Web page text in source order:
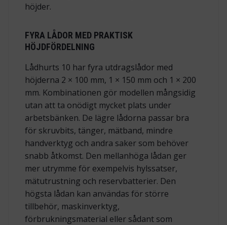
höjder.
FYRA LÅDOR MED PRAKTISK
HÖJDFÖRDELNING
Lådhurts 10 har fyra utdragslådor med
höjderna 2 × 100 mm, 1 × 150 mm och 1 × 200
mm. Kombinationen gör modellen mångsidig
utan att ta onödigt mycket plats under
arbetsbänken. De lägre lådorna passar bra
för skruvbits, tänger, mätband, mindre
handverktyg och andra saker som behöver
snabb åtkomst. Den mellanhöga lådan ger
mer utrymme för exempelvis hylssatser,
mätutrustning och reservbatterier. Den
högsta lådan kan användas för större
tillbehör, maskinverktyg,
förbrukningsmaterial eller sådant som